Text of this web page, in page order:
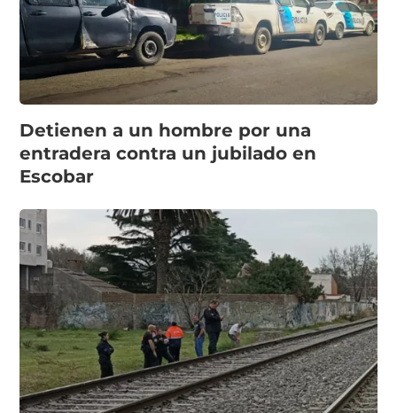
Detienen a un hombre por una
entradera contra un jubilado en
Escobar